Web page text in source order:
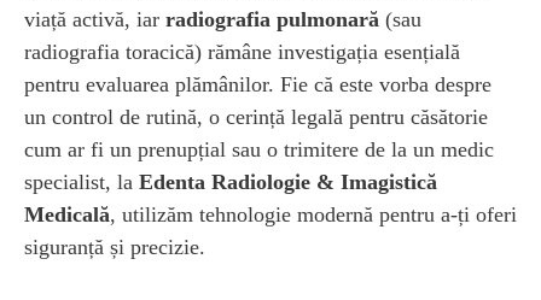
viață activă, iar radiografia pulmonară (sau
radiografia toracică) rămâne investigația esențială
pentru evaluarea plămânilor. Fie că este vorba despre
un control de rutină, o cerință legală pentru căsătorie
cum ar fi un prenupțial sau o trimitere de la un medic
specialist, la Edenta Radiologie & Imagistică
Medicală, utilizăm tehnologie modernă pentru a-ți oferi
siguranță și precizie.